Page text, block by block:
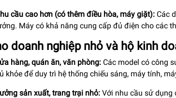
cầu cao hơn (có thêm điều hòa, máy giặt): Các
Máy có khả năng cung cấp đủ điện cho các
doanh nghiệp nhỏ và hộ kinh
hàng, quán ăn, văn phòng: Các model có công
khỏe để duy trì hệ thống chiếu sáng, máy tính,
sản xuất, trang trại nhỏ: Với nhu cầu sử dụng